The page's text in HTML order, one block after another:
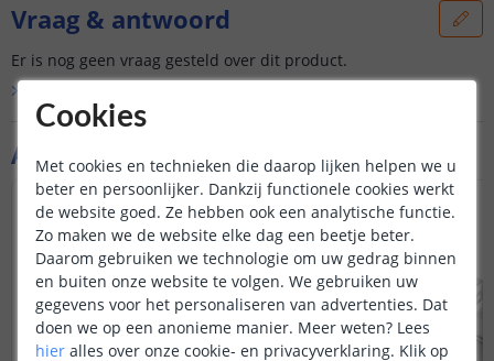
Aanvullende producten
Vraag & antwoord
Er is nog geen vraag gesteld over dit product.
Cookies
Met cookies en technieken die daarop lijken helpen we u
beter en persoonlijker. Dankzij functionele cookies werkt
de website goed. Ze hebben ook een analytische functie.
Zo maken we de website elke dag een beetje beter.
Daarom gebruiken we technologie om uw gedrag binnen
en buiten onze website te volgen. We gebruiken uw
gegevens voor het personaliseren van advertenties. Dat
doen we op een anonieme manier. Meer weten? Lees
hier alles over onze cookie- en privacyverklaring. Klik op